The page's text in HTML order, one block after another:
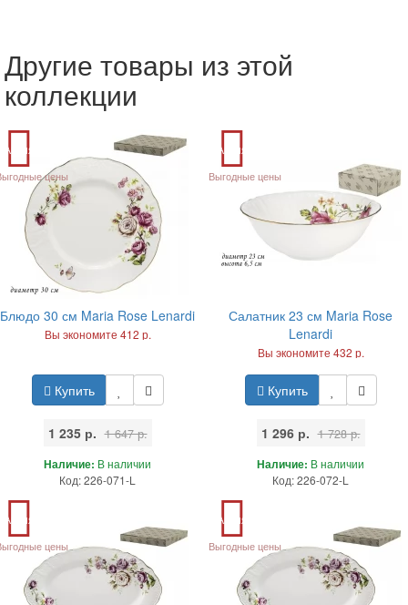
Другие товары из этой
коллекции
Акция
цены
Блюдо 30 см Maria Rose Lenardi
Вы экономите 412 р.
Купить
1 235 р. 1 647 р.
Наличие: В наличии
Код: 226-071-L
Акция
Выгодные цены
Салатник 23 см Maria Rose
Lenardi
Вы экономите 432 р.
Купить
1 296 р. 1 728 р.
Наличие: В наличии
Код: 226-072-L
Акция
цены
Акция
Выгодные цены